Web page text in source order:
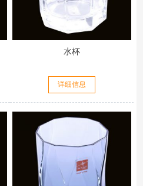
水杯
详细信息